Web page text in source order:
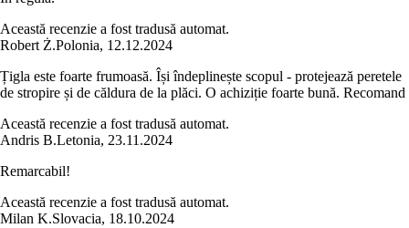
Această recenzie a fost tradusă automat.
Robert Ż.Polonia, 12.12.2024
Țigla este foarte frumoasă. Își îndeplinește scopul - protejează peretele
de stropire și de căldura de la plăci. O achiziție foarte bună. Recomand
Această recenzie a fost tradusă automat.
Andris B.Letonia, 23.11.2024
Remarcabil!
Această recenzie a fost tradusă automat.
Milan K.Slovacia, 18.10.2024